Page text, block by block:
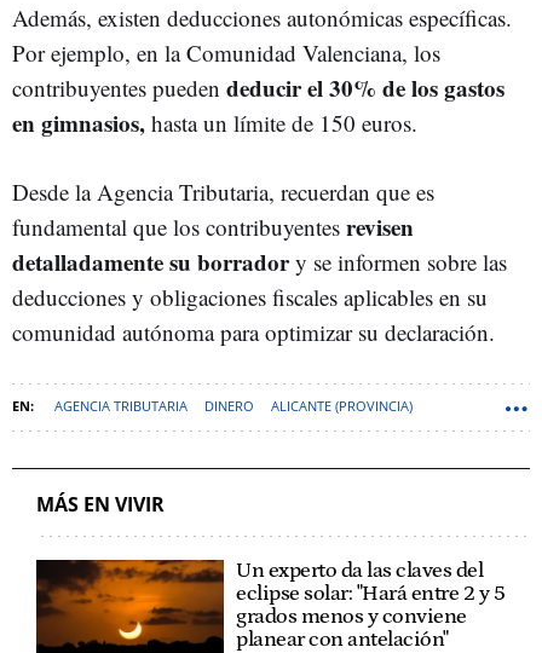
Además, existen deducciones autonómicas específicas.
Por ejemplo, en la Comunidad Valenciana, los
contribuyentes pueden deducir el 30% de los gastos
en gimnasios, hasta un límite de 150 euros.
Desde la Agencia Tributaria, recuerdan que es
fundamental que los contribuyentes revisen
detalladamente su borradory se informen sobre las
deducciones y obligaciones fiscales aplicables en su
comunidad autónoma para optimizar su declaración.
AGENCIA TRIBUTARIA DINERO ALICANTE (PROVINCIA)
MÁS EN VIVIR
Un experto da las claves del
eclipse solar: "Hará entre 2 y 5
grados menos y conviene
planear con antelación"